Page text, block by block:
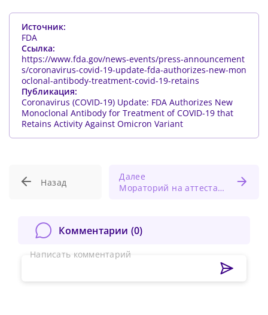
Источник:
FDA
Ссылка:
https://www.fda.gov/news-events/press-announcement
s/coronavirus-covid-19-update-fda-authorizes-new-mon
oclonal-antibody-treatment-covid-19-retains
Публикация:
Coronavirus (COVID-19) Update: FDA Authorizes New
Monoclonal Antibody for Treatment of COVID-19 that
Retains Activity Against Omicron Variant
Назад
Далее
Мораторий на аттестацию медработников продлится еще год
Комментарии (0)
Написать комментарий